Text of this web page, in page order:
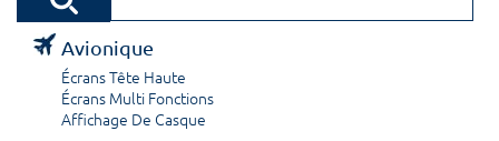
Avionique
Écrans Tête Haute
Écrans Multi Fonctions
Affichage De Casque